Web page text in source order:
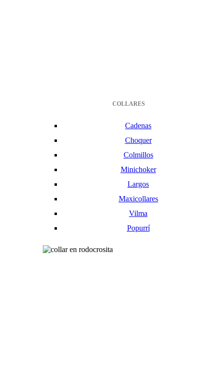
COLLARES
Cadenas
Choquer
Colmillos
Minichoker
Largos
Maxicollares
Vilma
Popurrí